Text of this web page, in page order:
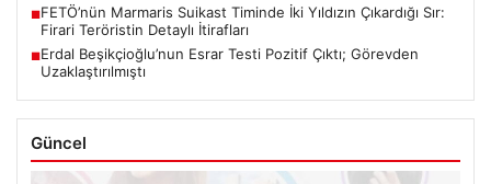
■FETÖ’nün Marmaris Suikast Timinde İki Yıldızın Çıkardığı Sır:
Firari Teröristin Detaylı İtirafları
■Erdal Beşikçioğlu’nun Esrar Testi Pozitif Çıktı; Görevden
Uzaklaştırılmıştı
Güncel